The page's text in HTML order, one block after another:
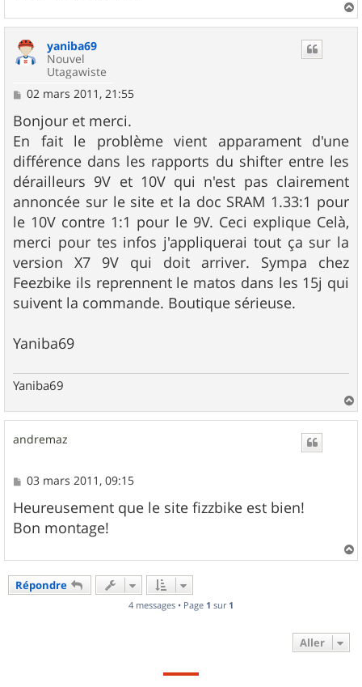
a
yaniba69
Nouvel
Utagawiste
M
s
s
a
g
e
02 mars 2011, 21:55
Bonjour et merci.
En fait le problème vient apparament d'une
différence dans les rapports du shifter entre les
dérailleurs 9V et 10V qui n'est pas clairement
annoncée sur le site et la doc SRAM 1.33:1 pour
le 10V contre 1:1 pour le 9V. Ceci explique Celà,
merci pour tes infos j'appliquerai tout ça sur la
version X7 9V qui doit arriver. Sympa chez
Feezbike ils reprennent le matos dans les 15j qui
suivent la commande. Boutique sérieuse.
Yaniba69
Yaniba69
a
u
andremaz
M
s
s
a
e
03 mars 2011, 09:15
Heureusement que le site fizzbike est bien!
Bon montage!
a
Répondre
4 messages • Page 1 sur 1
Aller